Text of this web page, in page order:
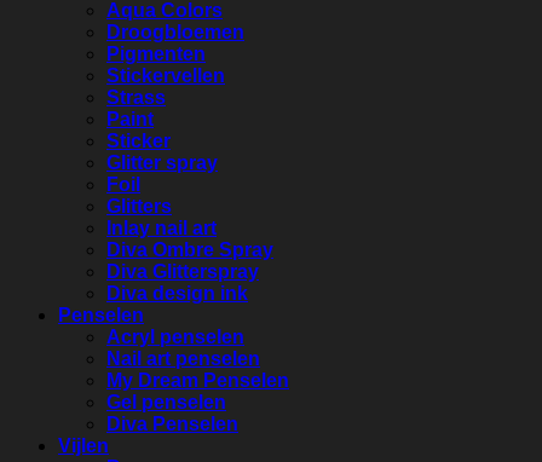
Aqua Colors
Droogbloemen
Pigmenten
Stickervellen
Strass
Paint
Sticker
Glitter spray
Foil
Glitters
Inlay nail art
Diva Ombre Spray
Diva Glitterspray
Diva design ink
Penselen
Acryl penselen
Nail art penselen
My Dream Penselen
Gel penselen
Diva Penselen
Vijlen